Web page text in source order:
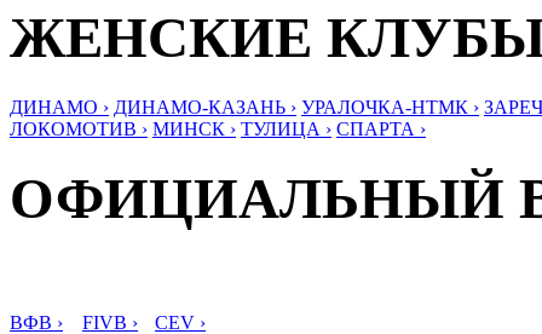
ЖЕНСКИЕ
ДИНАМО › ДИНАМО-КАЗАНЬ › УРАЛОЧКА-НТМК ›
ЛОКОМОТИВ › МИНСК › ТУЛИЦА › СПАРТА ›
ОФИЦИАЛЬНЫЙ
ВФВ › FIVB › CEV ›